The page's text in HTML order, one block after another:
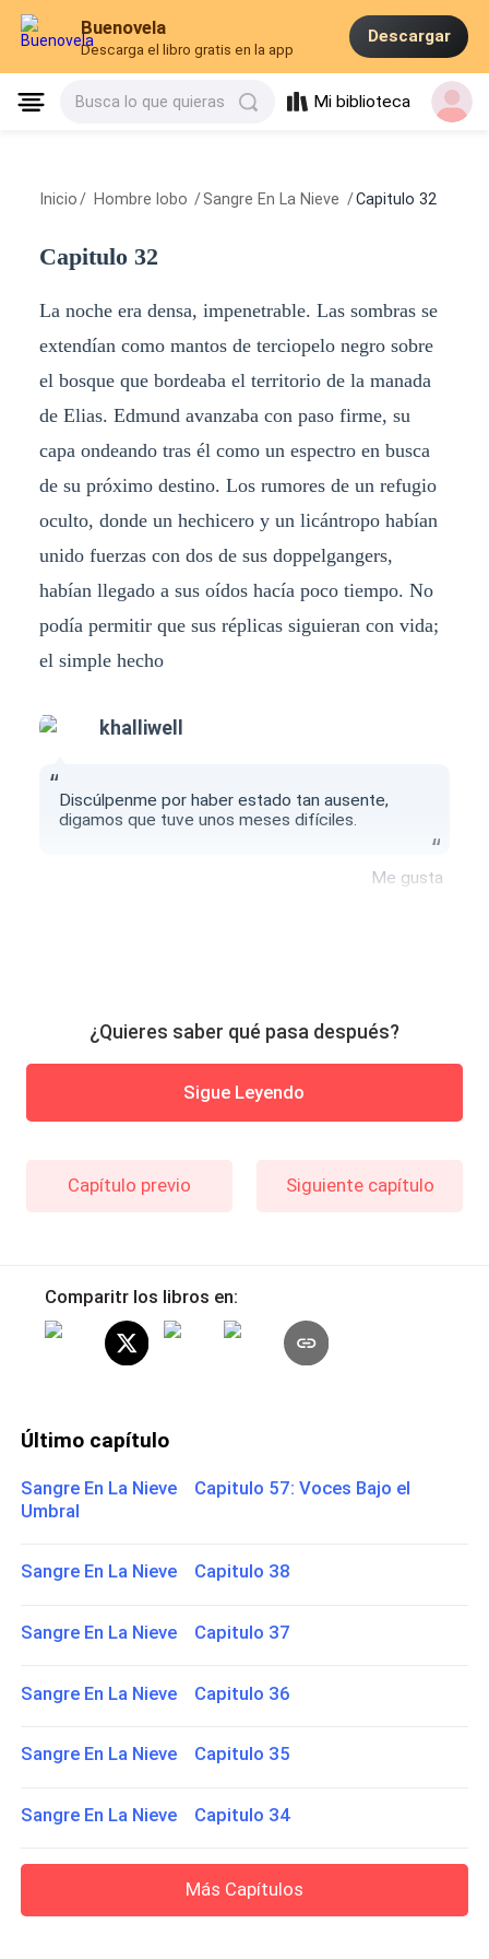
Buenovela
Descarga el libro gratis en la app
Descargar
Busca lo que quieras Mi biblioteca
Inicio / Hombre lobo /Sangre En La Nieve /Capitulo 32
Capitulo 32
La noche era densa, impenetrable. Las sombras se
extendían como mantos de terciopelo negro sobre
el bosque que bordeaba el territorio de la manada
de Elias. Edmund avanzaba con paso firme, su
capa ondeando tras él como un espectro en busca
de su próximo destino. Los rumores de un refugio
oculto, donde un hechicero y un licántropo habían
unido fuerzas con dos de sus doppelgangers,
habían llegado a sus oídos hacía poco tiempo. No
podía permitir que sus réplicas siguieran con vida;
el simple hecho
khalliwell
Discúlpenme por haber estado tan ausente,
digamos que tuve unos meses difíciles.
Me gusta
¿Quieres saber qué pasa después?
Sigue Leyendo
Capítulo previo Siguiente capítulo
Comparitr los libros en:
Último capítulo
Sangre En La Nieve Capitulo 57: Voces Bajo el
Umbral
Sangre En La Nieve Capitulo 38
Sangre En La Nieve Capitulo 37
Sangre En La Nieve Capitulo 36
Sangre En La Nieve Capitulo 35
Sangre En La Nieve Capitulo 34
Más Capítulos